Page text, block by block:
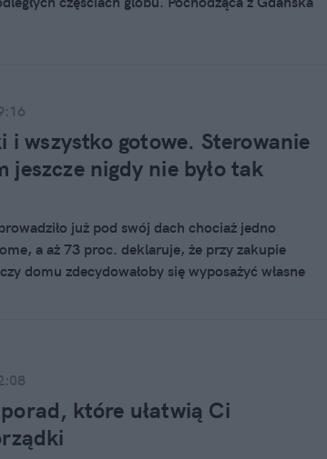
i wszystko gotowe. Sterowanie
jeszcze nigdy nie było tak
już pod swój dach chociaż jedno
a aż 73 proc. deklaruje, że przy zakupie
domu zdecydowałoby się wyposażyć własne
które ułatwią Ci